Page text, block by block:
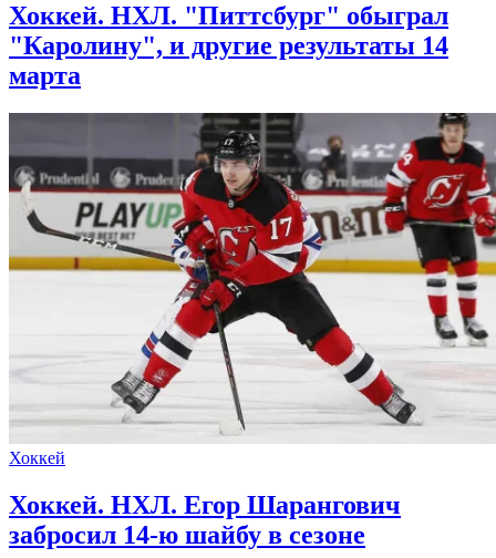
Хоккей. НХЛ. "Питтсбург" обыграл
"Каролину", и другие результаты 14
марта
Хоккей
Хоккей. НХЛ. Егор Шарангович
забросил 14-ю шайбу в сезоне